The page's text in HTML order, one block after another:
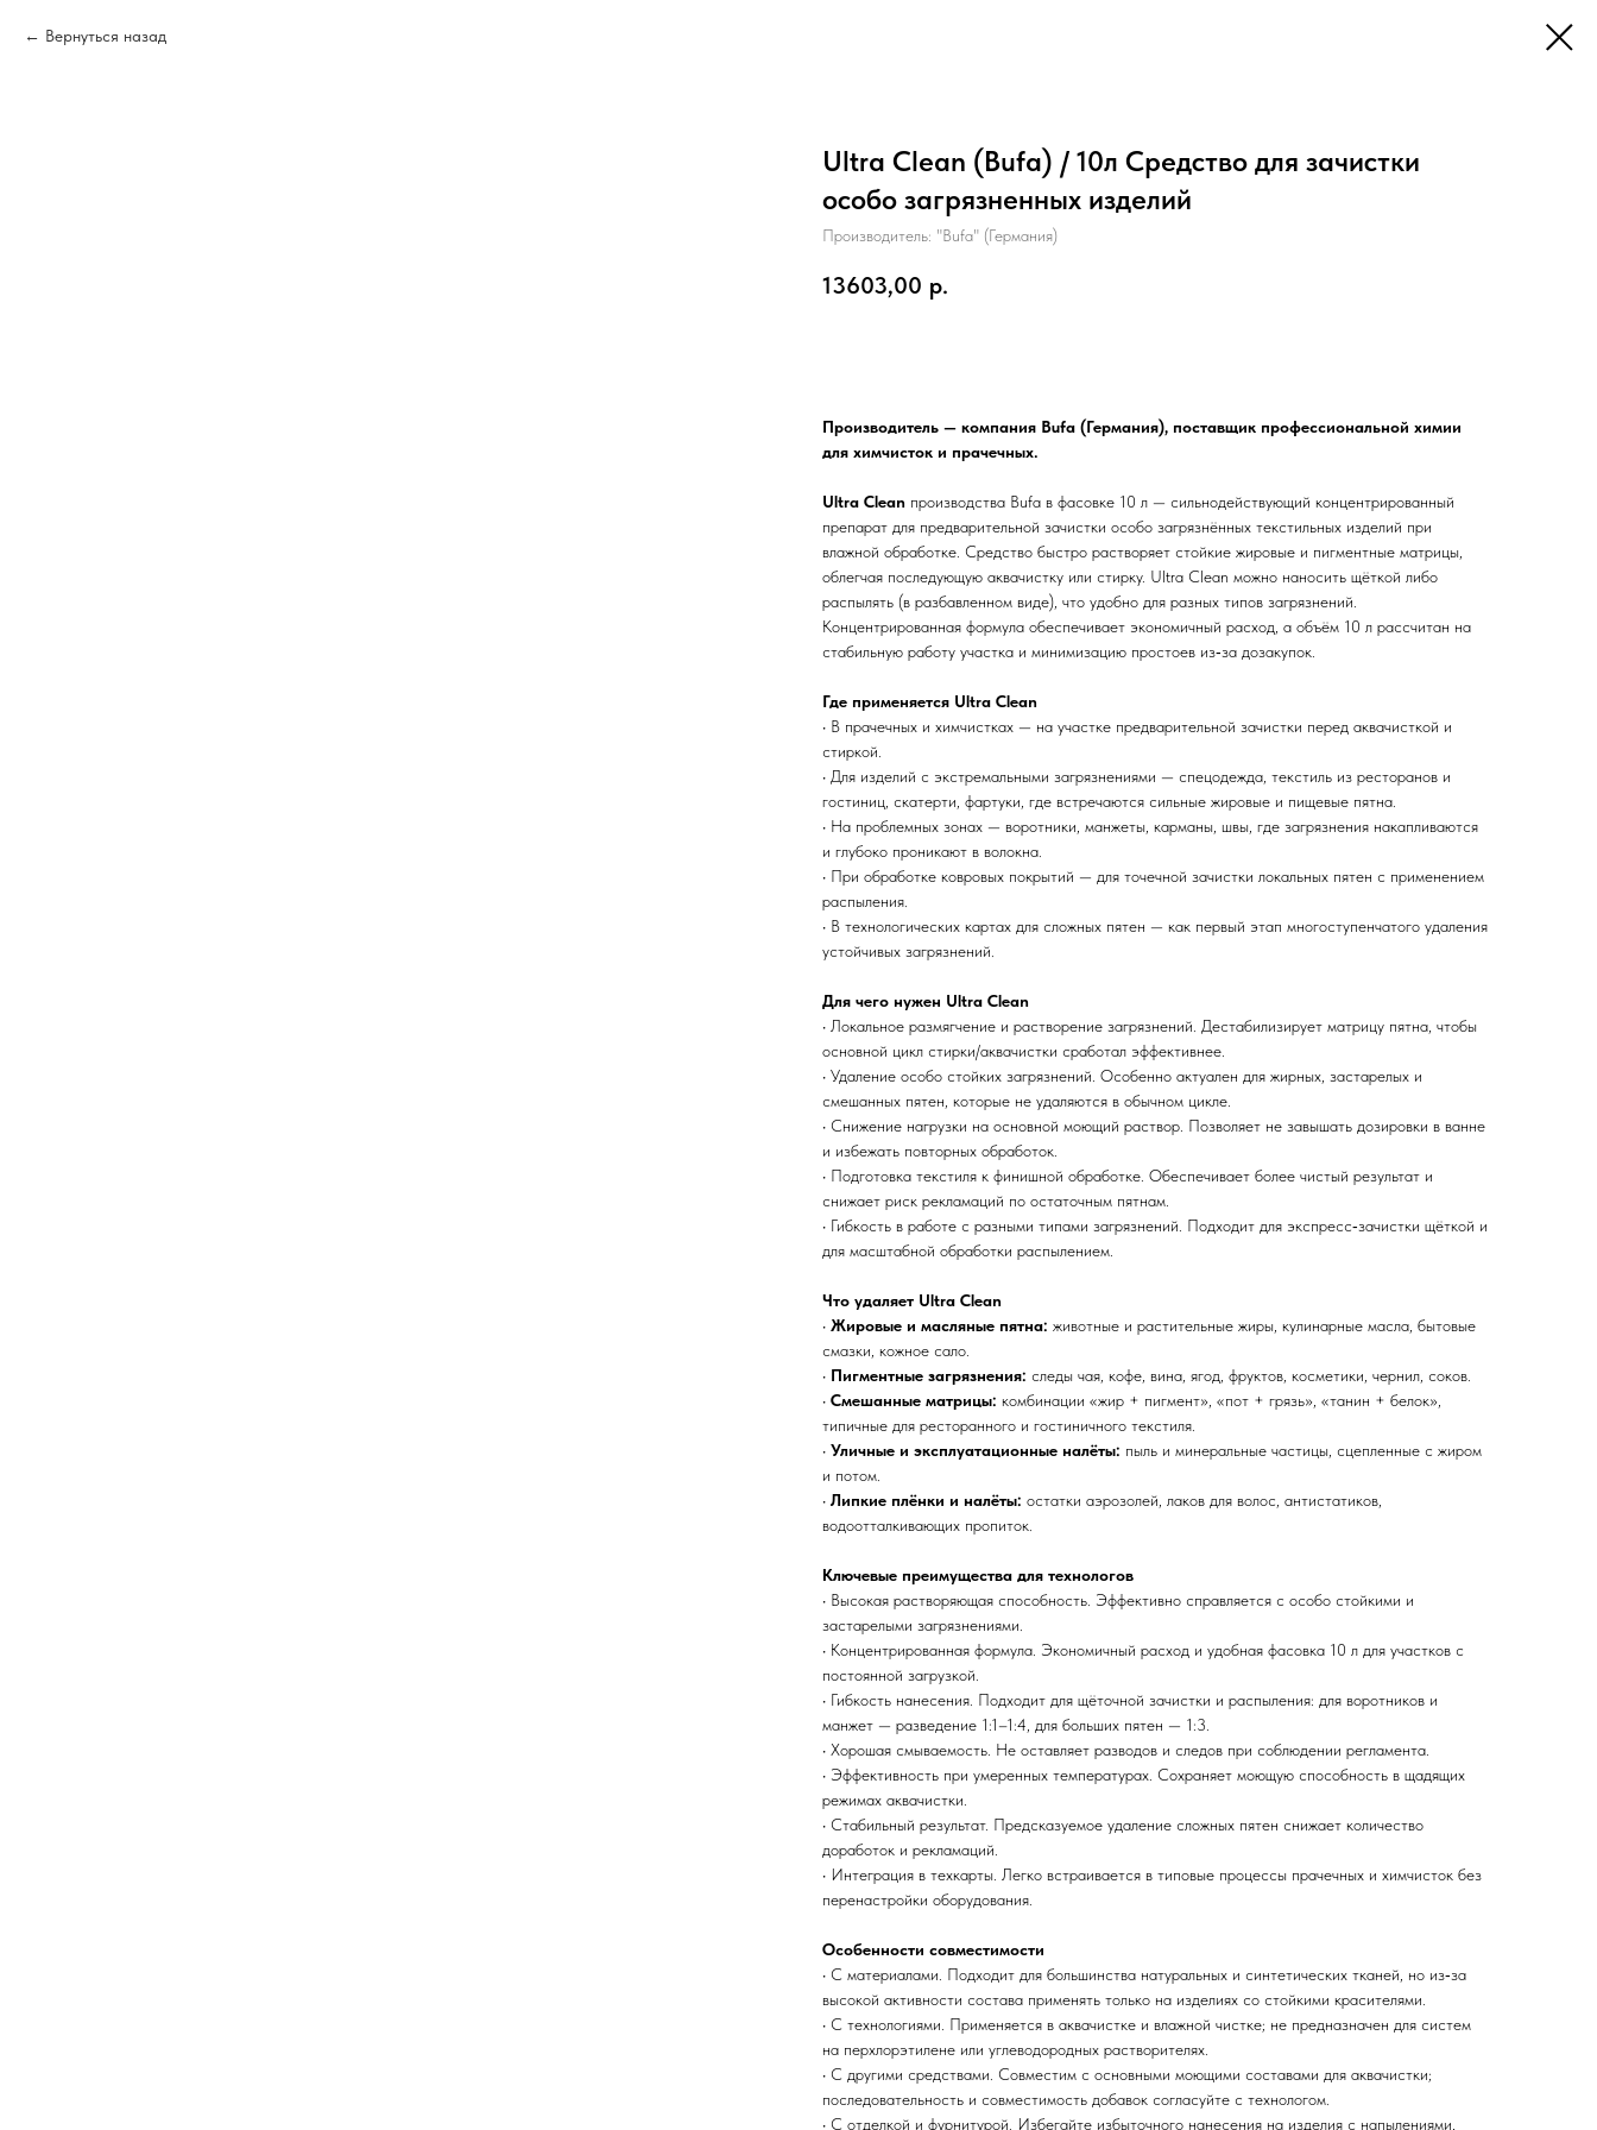
Вернуться назад
Ultra Clean (Bufa) / 10л Средство для зачистки
особо загрязненных изделий
Производитель: "Bufa" (Германия)
13603,00 р.
Производитель — компания Bufa (Германия), поставщик профессиональной химии
для химчисток и прачечных.
Ultra Clean производства Bufa в фасовке 10 л — сильнодействующий концентрированный
препарат для предварительной зачистки особо загрязнённых текстильных изделий при
влажной обработке. Средство быстро растворяет стойкие жировые и пигментные матрицы,
облегчая последующую аквачистку или стирку. Ultra Clean можно наносить щёткой либо
распылять (в разбавленном виде), что удобно для разных типов загрязнений.
Концентрированная формула обеспечивает экономичный расход, а объём 10 л рассчитан на
стабильную работу участка и минимизацию простоев из‑за дозакупок.
Где применяется Ultra Clean
• В прачечных и химчистках — на участке предварительной зачистки перед аквачисткой и
стиркой.
• Для изделий с экстремальными загрязнениями — спецодежда, текстиль из ресторанов и
гостиниц, скатерти, фартуки, где встречаются сильные жировые и пищевые пятна.
• На проблемных зонах — воротники, манжеты, карманы, швы, где загрязнения накапливаются
и глубоко проникают в волокна.
• При обработке ковровых покрытий — для точечной зачистки локальных пятен с применением
распыления.
• В технологических картах для сложных пятен — как первый этап многоступенчатого удаления
устойчивых загрязнений.
Для чего нужен Ultra Clean
• Локальное размягчение и растворение загрязнений. Дестабилизирует матрицу пятна, чтобы
основной цикл стирки/аквачистки сработал эффективнее.
• Удаление особо стойких загрязнений. Особенно актуален для жирных, застарелых и
смешанных пятен, которые не удаляются в обычном цикле.
• Снижение нагрузки на основной моющий раствор. Позволяет не завышать дозировки в ванне
и избежать повторных обработок.
• Подготовка текстиля к финишной обработке. Обеспечивает более чистый результат и
снижает риск рекламаций по остаточным пятнам.
• Гибкость в работе с разными типами загрязнений. Подходит для экспресс‑зачистки щёткой и
для масштабной обработки распылением.
Что удаляет Ultra Clean
• Жировые и масляные пятна: животные и растительные жиры, кулинарные масла, бытовые
смазки, кожное сало.
• Пигментные загрязнения: следы чая, кофе, вина, ягод, фруктов, косметики, чернил, соков.
• Смешанные матрицы: комбинации «жир + пигмент», «пот + грязь», «танин + белок»,
типичные для ресторанного и гостиничного текстиля.
• Уличные и эксплуатационные налёты: пыль и минеральные частицы, сцепленные с жиром
и потом.
• Липкие плёнки и налёты: остатки аэрозолей, лаков для волос, антистатиков,
водоотталкивающих пропиток.
Ключевые преимущества для технологов
• Высокая растворяющая способность. Эффективно справляется с особо стойкими и
застарелыми загрязнениями.
• Концентрированная формула. Экономичный расход и удобная фасовка 10 л для участков с
постоянной загрузкой.
• Гибкость нанесения. Подходит для щёточной зачистки и распыления: для воротников и
манжет — разведение 1:1–1:4, для больших пятен — 1:3.
• Хорошая смываемость. Не оставляет разводов и следов при соблюдении регламента.
• Эффективность при умеренных температурах. Сохраняет моющую способность в щадящих
режимах аквачистки.
• Стабильный результат. Предсказуемое удаление сложных пятен снижает количество
доработок и рекламаций.
• Интеграция в техкарты. Легко встраивается в типовые процессы прачечных и химчисток без
перенастройки оборудования.
Особенности совместимости
• С материалами. Подходит для большинства натуральных и синтетических тканей, но из‑за
высокой активности состава применять только на изделиях со стойкими красителями.
• С технологиями. Применяется в аквачистке и влажной чистке; не предназначен для систем
на перхлорэтилене или углеводородных растворителях.
• С другими средствами. Совместим с основными моющими составами для аквачистки;
последовательность и совместимость добавок согласуйте с технологом.
• С отделкой и фурнитурой. Избегайте избыточного нанесения на изделия с напылениями,